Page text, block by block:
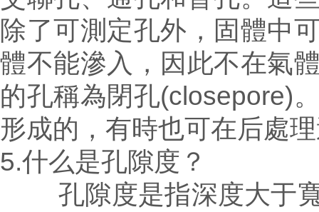
除了可測定孔外，固體中
體不能滲入，因此不在氣
的孔稱為閉孔(closepore)
形成的，有時也可在后處
5.什么是孔隙度？
孔隙度是指深度大于寬